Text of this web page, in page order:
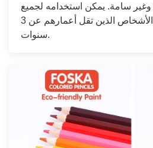
وغير سامة. يمكن استخدامه لجميع
الأعمار باستثناء الأشخاص الذين تقل أعمارهم عن 3
سنوات.